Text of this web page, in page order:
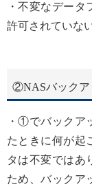
・不変なデー
許可されていな
②NASバックア
・①でバックア
たときに何が起
タは不変ではあ
ため、バックア